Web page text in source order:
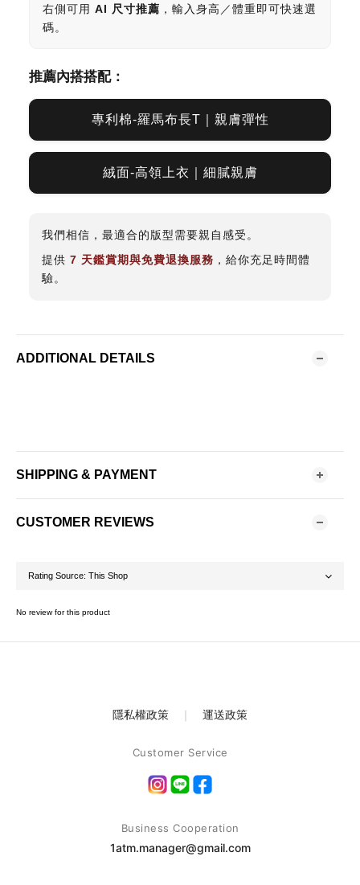
右側可用 AI 尺寸推薦 ，輸入身高／體重即可快速選
碼。
推薦內搭搭配：
專利棉-羅馬布長T｜親膚彈性
絨面-高領上衣｜細膩親膚
我們相信，最適合的版型需要親自感受。
提供 7 天鑑賞期與免費退換服務 ，給你充足時間體
驗。
ADDITIONAL DETAILS
SHIPPING & PAYMENT
CUSTOMER REVIEWS
No review for this product
隱私權政策 ｜ 運送政策
Customer Service
Business Cooperation
1atm.manager@gmail.com